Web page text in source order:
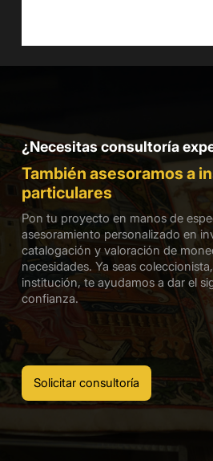
¿Necesitas consultoría
También asesoramos a
particulares
Pon tu proyecto en manos de
asesoramiento personalizado en
catalogación y valoración de
necesidades. Ya seas
institución, te ayudamos a dar el
confianza.
Solicitar consultoría